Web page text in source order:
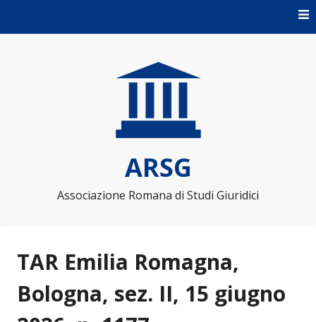
ARSG
Associazione Romana di Studi Giuridici
TAR Emilia Romagna,
Bologna, sez. II, 15 giugno